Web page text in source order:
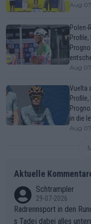
Aug
Polen-
Aug 07,
Vuelta
in die
Aug
Aktuelle
Schtrampler
29-07-2026
Radrennsport in den
s Tadej dabei alles